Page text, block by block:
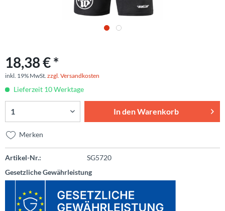
18,38 € *
inkl. 19% MwSt. zzgl. Versandkosten
Lieferzeit 10 Werktage
In denWarenkorb
Merken
Artikel-Nr.:
SG5720
Gesetzliche Gewährleistung